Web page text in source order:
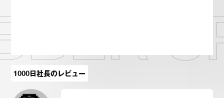
1000日社長のレビュー